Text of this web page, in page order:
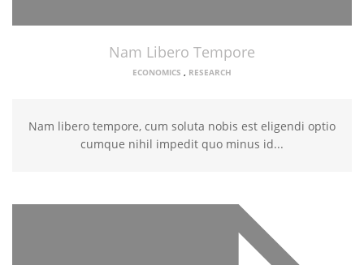
Nam Libero Tempore
ECONOMICS , RESEARCH
Nam libero tempore, cum soluta nobis est eligendi optio
cumque nihil impedit quo minus id...